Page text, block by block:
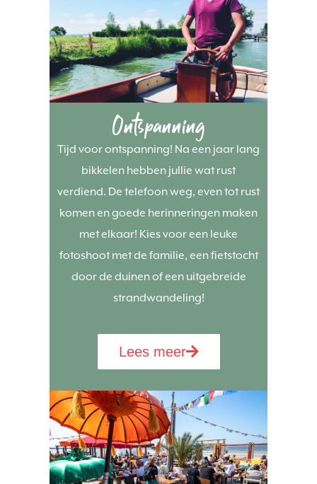
Ontspanning
Tijd voor ontspanning! Na een jaar lang
bikkelen hebben jullie wat rust
verdiend. De telefoon weg, even tot rust
komen en goede herinneringen maken
met elkaar! Kies voor een leuke
fotoshoot met de familie, een fietstocht
door de duinen of een uitgebreide
strandwandeling!
Lees meer